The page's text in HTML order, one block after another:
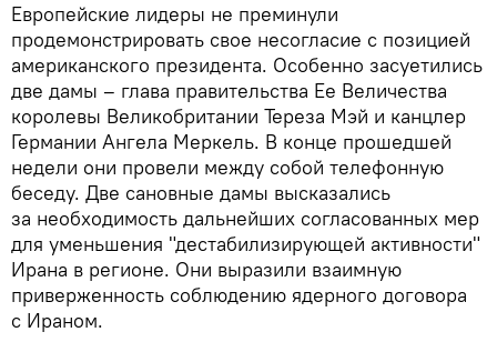
Европейские лидеры не преминули
продемонстрировать свое несогласие с позицией
американского президента. Особенно засуетились
две дамы – глава правительства Ее Величества
королевы Великобритании Тереза Мэй и канцлер
Германии Ангела Меркель. В конце прошедшей
недели они провели между собой телефонную
беседу. Две сановные дамы высказались
за необходимость дальнейших согласованных мер
для уменьшения "дестабилизирующей активности"
Ирана в регионе. Они выразили взаимную
приверженность соблюдению ядерного договора
с Ираном.